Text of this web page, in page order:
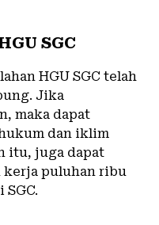
SGC
HGU SGC telah
Jika
maka dapat
dan iklim
itu, juga dapat
kerja puluhan ribu